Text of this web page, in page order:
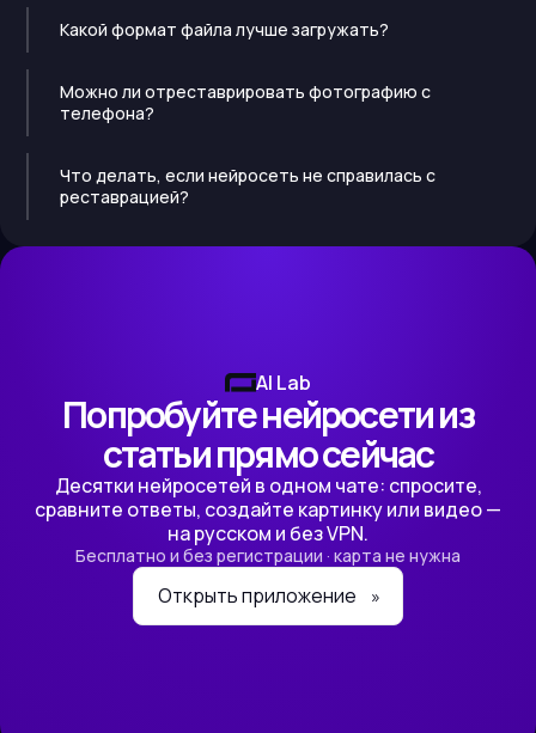
Какой формат файла лучше загружать?
Можно ли отреставрировать фотографию с
телефона?
Что делать, если нейросеть не справилась с
реставрацией?
AI Lab
Попробуйте нейросети из
статьи прямо сейчас
Десятки нейросетей в одном чате: спросите,
сравните ответы, создайте картинку или видео —
на русском и без VPN.
Бесплатно и без регистрации · карта не нужна
Открыть приложение »